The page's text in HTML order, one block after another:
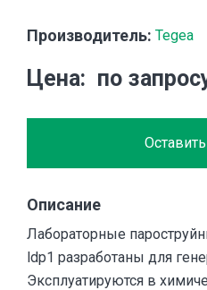
Производитель: Tegea
Цена по
Описание
Лабораторные
ldp1 разработаны для
Эксплуатируются в